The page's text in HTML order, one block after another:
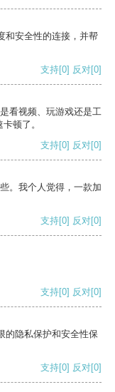
和安全性的连接，并帮
支持[0] 反对[0]
看视频、玩游戏还是工
顿了。
支持[0] 反对[0]
。我个人觉得，一款加
支持[0] 反对[0]
支持[0] 反对[0]
的隐私保护和安全性保
支持[0] 反对[0]